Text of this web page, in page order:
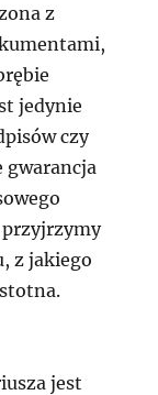
z
jedynie
czy
gwarancja
przyjrzymy
z jakiego
jest